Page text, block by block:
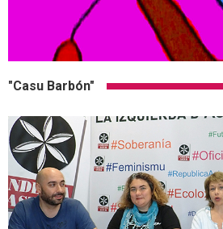
"Casu Barbón"